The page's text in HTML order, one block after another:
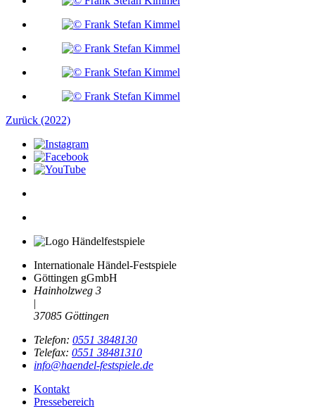
Zurück (2022)
Internationale Händel-Festspiele
Göttingen gGmbH
Hainholzweg 3
|
37085 Göttingen
Telefon: 0551 3848130
Telefax: 0551 38481310
info@haendel-festspiele.de
Kontakt
Pressebereich